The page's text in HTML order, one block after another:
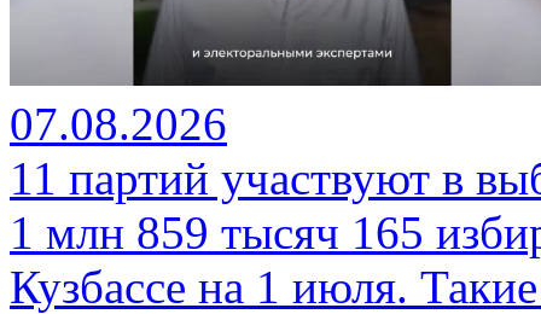
07.08.2026
11 партий участвуют в
1 млн 859 тысяч 165
Кузбассе на 1 июля.